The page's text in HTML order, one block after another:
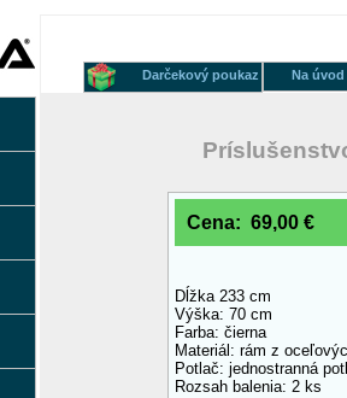
Na úvod
Darčekový poukaz
Cena: 69,00 €
Dĺžka 233 cm
Výška: 70 cm
Farba: čierna
Materiál: rám z
Potlač: jednostranná
Rozsah balenia: 2 ks